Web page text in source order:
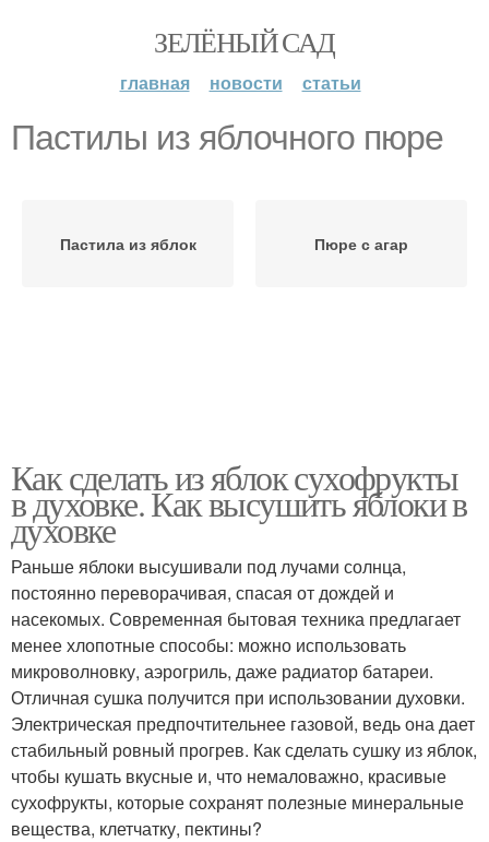
ЗЕЛЁНЫЙ САД
главная новости статьи
Пастилы из яблочного пюре
Пастила из яблок Пюре с агар
Как сделать из яблок сухофрукты
в духовке. Как высушить яблоки в
духовке
Раньше яблоки высушивали под лучами солнца,
постоянно переворачивая, спасая от дождей и
насекомых. Современная бытовая техника предлагает
менее хлопотные способы: можно использовать
микроволновку, аэрогриль, даже радиатор батареи.
Отличная сушка получится при использовании духовки.
Электрическая предпочтительнее газовой, ведь она дает
стабильный ровный прогрев. Как сделать сушку из яблок,
чтобы кушать вкусные и, что немаловажно, красивые
сухофрукты, которые сохранят полезные минеральные
вещества, клетчатку, пектины?